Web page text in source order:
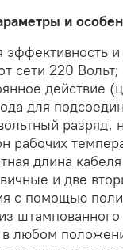
и
эффективность
сети 220 Вольт;
действие
для
разряд,
рабочих
длина
и две
с помощью
любом